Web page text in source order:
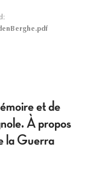
et de
À propos
la Guerra